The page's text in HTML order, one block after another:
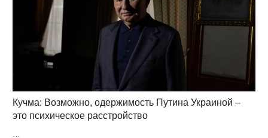
Кучма: Возможно, одержимость Путина Украиной –
это психическое расстройство